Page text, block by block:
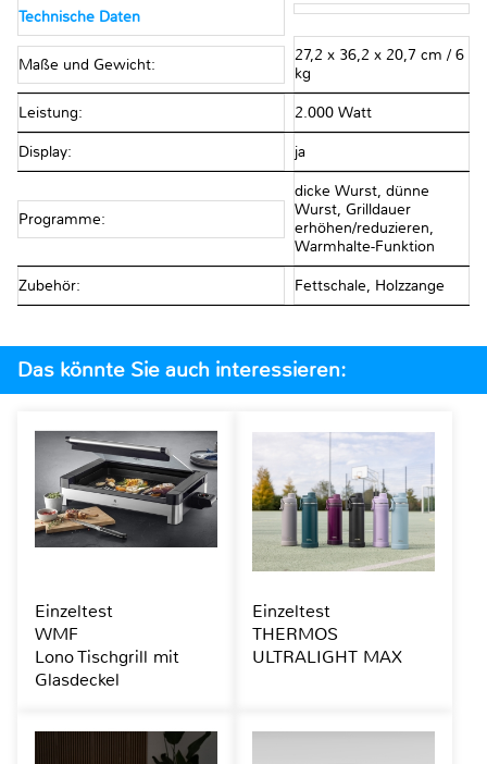
Technische Daten
Maße und Gewicht:
27,2 x 36,2 x 20,7 cm / 6
kg
Leistung: 2.000 Watt
Display: ja
Programme:
dicke Wurst, dünne
Wurst, Grilldauer
erhöhen/reduzieren,
Warmhalte-Funktion
Zubehör: Fettschale, Holzzange
Das könnte Sie auch interessieren:
Einzeltest
WMF
Lono Tischgrill mit
Glasdeckel
Einzeltest
THERMOS
ULTRALIGHT MAX